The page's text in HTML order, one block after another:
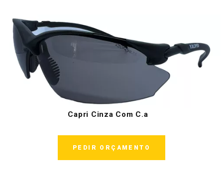
Capri Cinza Com C.a
PEDIR ORÇAMENTO